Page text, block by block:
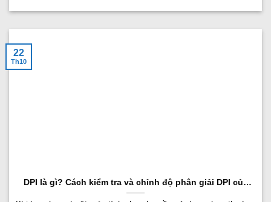
DPI là gì? Cách kiểm tra và chỉnh độ phân giải DPI của
chuột máy tính
22
Th10